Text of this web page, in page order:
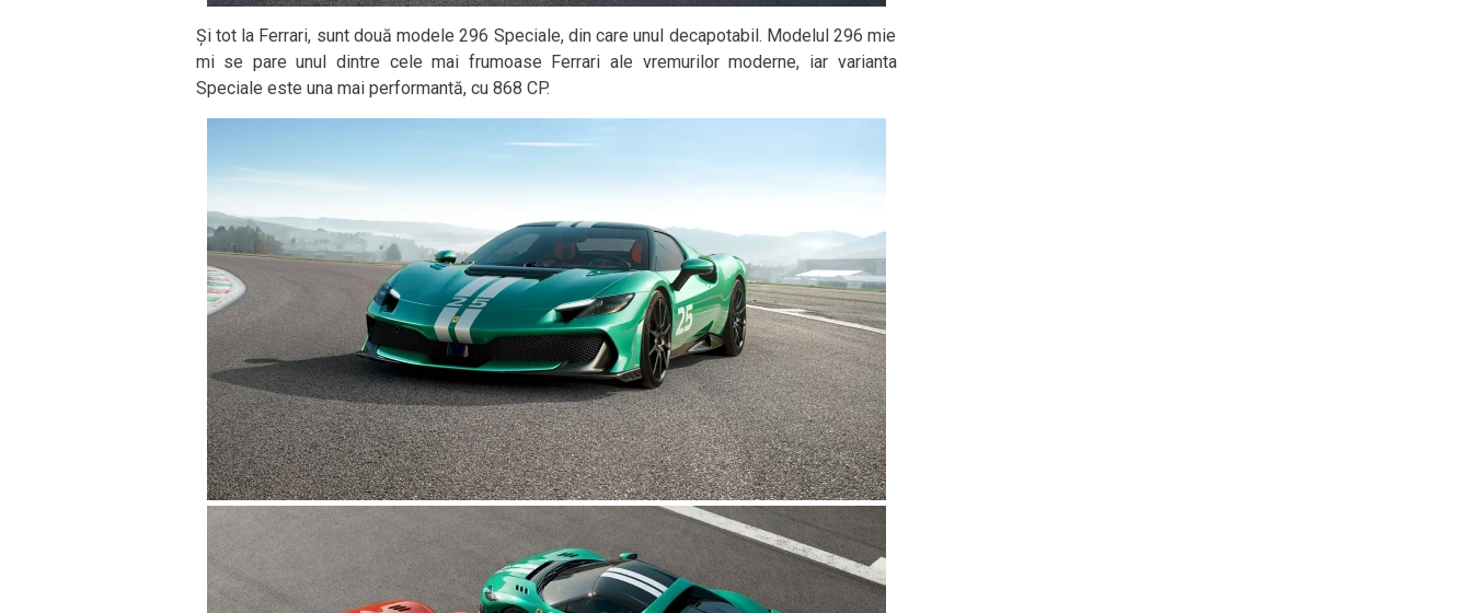
Și tot la Ferrari, sunt două modele 296 Speciale, din care unul decapotabil. Modelul 296 mie
mi se pare unul dintre cele mai frumoase Ferrari ale vremurilor moderne, iar varianta
Speciale este una mai performantă, cu 868 CP.